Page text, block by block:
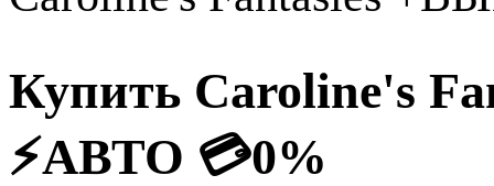
Купить Caroline's
⚡️АВТО 💳0%